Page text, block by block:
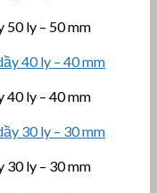
50 ly – 50 mm
40 ly – 40 mm
30 ly – 30 mm